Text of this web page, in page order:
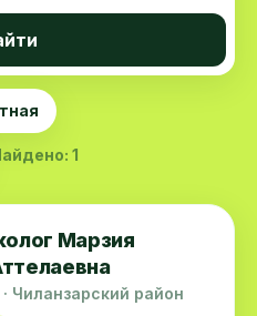
1
Марзия
Чиланзарский район